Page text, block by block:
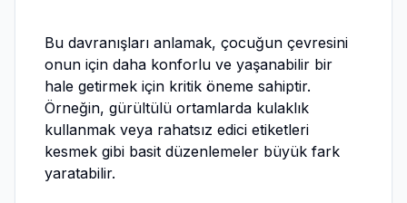
Bu davranışları anlamak, çocuğun çevresini
onun için daha konforlu ve yaşanabilir bir
hale getirmek için kritik öneme sahiptir.
Örneğin, gürültülü ortamlarda kulaklık
kullanmak veya rahatsız edici etiketleri
kesmek gibi basit düzenlemeler büyük fark
yaratabilir.